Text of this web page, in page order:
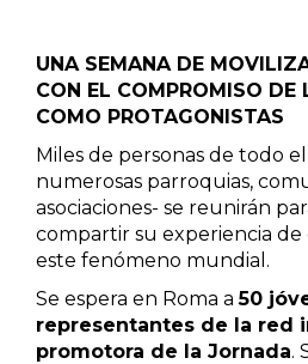
UNA SEMANA DE
CON EL COMPROMISO DE
COMO PROTAGONISTAS
Miles de personas de todo
numerosas parroquias,
asociaciones- se reunirán
compartir su experiencia
este fenómeno mundial.
Se espera en Roma a50
representantes de la red
promotora de la Jornada.